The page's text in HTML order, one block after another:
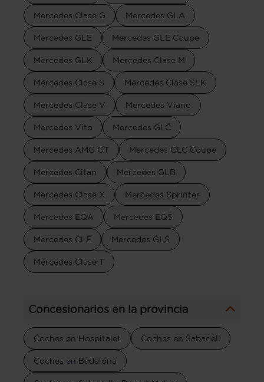
Mercedes Clase G Mercedes GLA
Mercedes GLE Mercedes GLE Coupe
Mercedes GLK Mercedes Clase M
Mercedes Clase S Mercedes Clase SLK
Mercedes Clase V Mercedes Viano
Mercedes Vito Mercedes GLC
Mercedes AMG GT Mercedes GLC Coupe
Mercedes Citan Mercedes GLB
Mercedes Clase X Mercedes Sprinter
Mercedes EQA Mercedes EQS
Mercedes CLE Mercedes GLS
Mercedes Clase T
Concesionarios en la provincia
Coches en Hospitalet Coches en Sabadell
Coches en Badalona